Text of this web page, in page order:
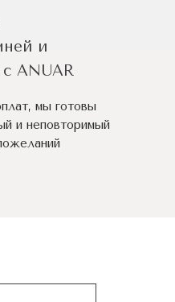
и
ANUAR
мы готовы
и неповторимый